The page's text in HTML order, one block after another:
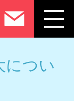
につい